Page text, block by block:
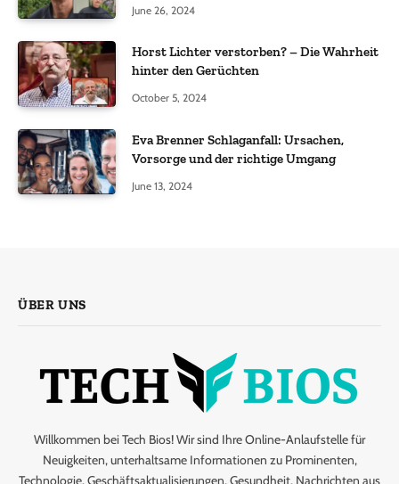
June 26, 2024
Horst Lichter verstorben? – Die Wahrheit
hinter den Gerüchten
October 5, 2024
Eva Brenner Schlaganfall: Ursachen,
Vorsorge und der richtige Umgang
June 13, 2024
ÜBER UNS
Willkommen bei Tech Bios! Wir sind Ihre Online-Anlaufstelle für
Neuigkeiten, unterhaltsame Informationen zu Prominenten,
Technologie, Geschäftsaktualisierungen, Gesundheit, Nachrichten aus